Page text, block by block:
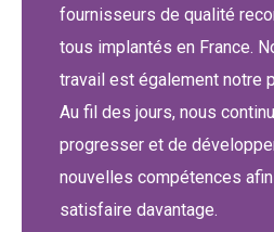
fournisseurs de qualité
tous implantés en France.
travail est également notre
Au fil des jours, nous
progresser et de
nouvelles compétences
satisfaire davantage.